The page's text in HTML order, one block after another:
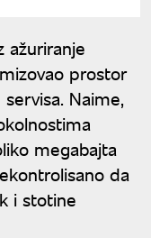
ažuriranje
prostor
Naime,
megabajta
da
i stotine